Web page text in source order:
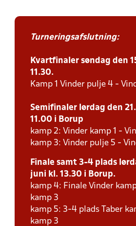
Turneringsafslutning:
Kvartfinaler søndag den
11.30.
Kamp 1 Vinder pulje 4 -
Semifinaler lørdag den
11.00 i Borup
kamp 2: Vinder kamp 1 -
kamp 3: Vinder pulje 5 -
Finale samt 3-4 plads
juni kl. 13.30 i Borup.
kamp 4: Finale Vinder
kamp 3
kamp 5: 3-4 plads Taber
kamp 3